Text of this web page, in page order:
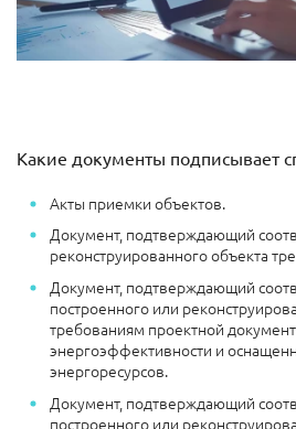
Какие документы подписывает
Акты приемки объектов.
Документ, подтверждающий
реконструированного объекта
Документ, подтверждающий
построенного или
требованиям проектной
энергоэффективности и
энергоресурсов.
Документ, подтверждающий
построенного или